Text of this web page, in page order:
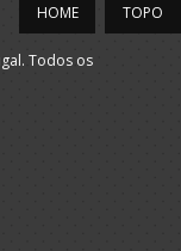
TOPO
HOME
Todos os